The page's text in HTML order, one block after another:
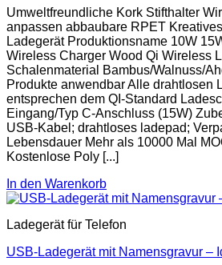
Umweltfreundliche Kork Stifthalter
anpassen abbaubare RPET
Ladegerät Produktionsname 10W
Wireless Charger Wood Qi Wireless
Schalenmaterial Bambus/Walnuss/
Produkte anwendbar Alle drahtlosen
entsprechen dem QI-Standard
Eingang/Typ C-Anschluss (15W)
USB-Kabel; drahtloses ladepad;
Lebensdauer Mehr als 10000 Mal
Kostenlose Poly [...]
In den Warenkorb
Ladegerät für Telefon
USB-Ladegerät mit Namensgravur –